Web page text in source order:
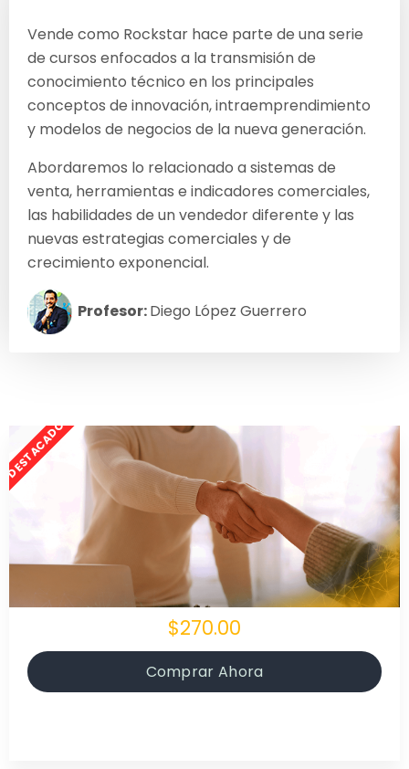
Vende como Rockstar hace parte de una serie
de cursos enfocados a la transmisión de
conocimiento técnico en los principales
conceptos de innovación, intraemprendimiento
y modelos de negocios de la nueva generación.
Abordaremos lo relacionado a sistemas de
venta, herramientas e indicadores comerciales,
las habilidades de un vendedor diferente y las
nuevas estrategias comerciales y de
crecimiento exponencial.
Profesor:Diego López Guerrero
$270.00
Comprar Ahora